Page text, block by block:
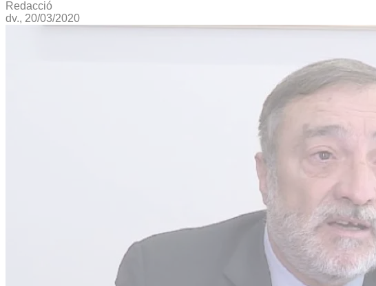
Redacció
dv., 20/03/2020